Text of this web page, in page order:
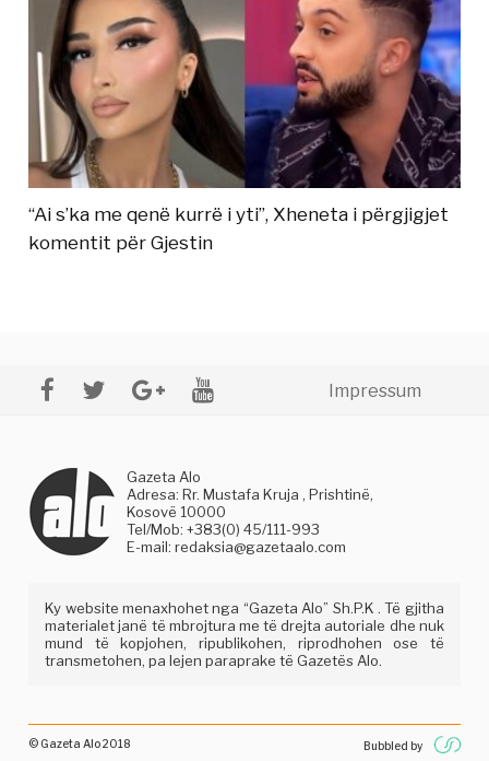
“Ai s’ka me qenë kurrë i yti”, Xheneta i përgjigjet
komentit për Gjestin
Impressum
Gazeta Alo
Adresa: Rr. Mustafa Kruja , Prishtinë,
Kosovë 10000
Tel/Mob: +383(0) 45/111-993
E-mail:redaksia@gazetaalo.com
Ky website menaxhohet nga “Gazeta Alo” Sh.P.K . Të gjitha
materialet janë të mbrojtura me të drejta autoriale dhe nuk
mund të kopjohen, ripublikohen, riprodhohen ose të
transmetohen, pa lejen paraprake të Gazetës Alo.
© Gazeta Alo 2018 Bubbled by